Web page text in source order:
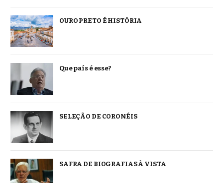
OURO PRETO É HISTÓRIA
Que país é esse?
SELEÇÃO DE CORONÉIS
SAFRA DE BIOGRAFIAS À VISTA